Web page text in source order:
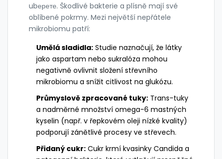
ubерете. Škodlivé bakterie a plísně mají své
oblíbené pokrmy. Mezi největší nepřátele
mikrobiomu patří:
Umělá sladidla: Studie naznačují, že látky
jako aspartam nebo sukralóza mohou
negativně ovlivnit složení střevního
mikrobiomu a snížit citlivost na glukózu.
Průmyslově zpracované tuky: Trans-tuky
a nadměrné množství omega-6 mastných
kyselin (např. v řepkovém oleji nízké kvality)
podporují zánětlivé procesy ve střevech.
Přidaný cukr: Cukr krmí kvasinky Candida a